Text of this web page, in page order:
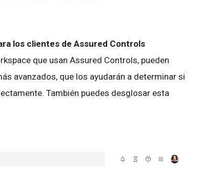
los clientes de Assured Controls
que usan Assured Controls, pueden
avanzados, que los ayudarán a determinar si
También puedes desglosar esta